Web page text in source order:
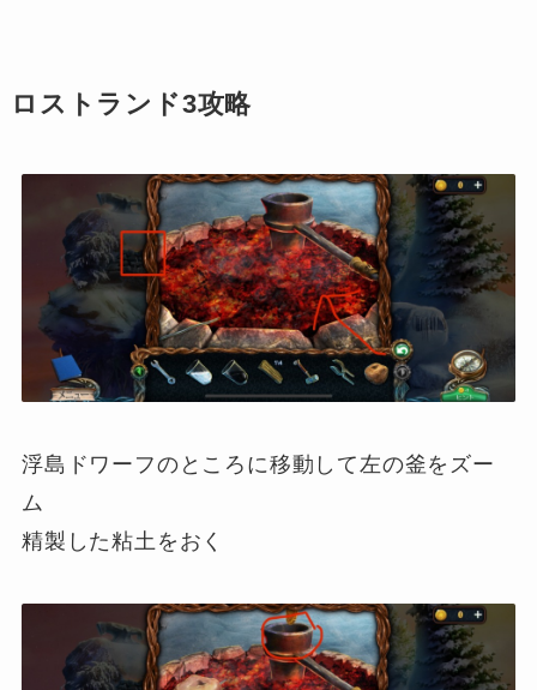
ロストランド3攻略
浮島ドワーフのところに移動して左の釜をズー
ム
精製した粘土をおく